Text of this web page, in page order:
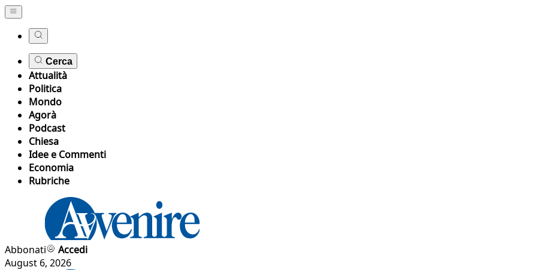
Cerca
Attualità
Politica
Mondo
Agorà
Podcast
Chiesa
Idee e Commenti
Economia
Rubriche
Abbonati
Accedi
August 6, 2026